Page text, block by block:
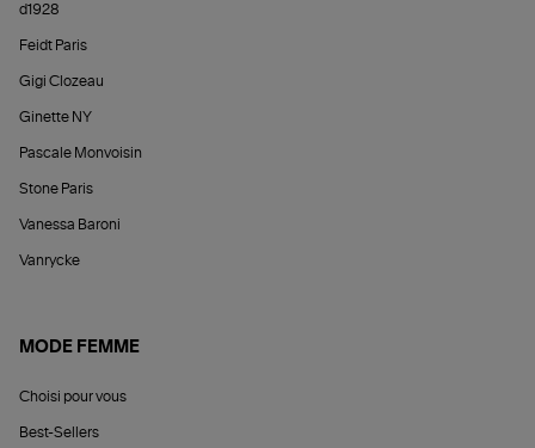
d1928
Feidt Paris
Gigi Clozeau
Ginette NY
Pascale Monvoisin
Stone Paris
Vanessa Baroni
Vanrycke
MODE FEMME
Choisi pour vous
Best-Sellers